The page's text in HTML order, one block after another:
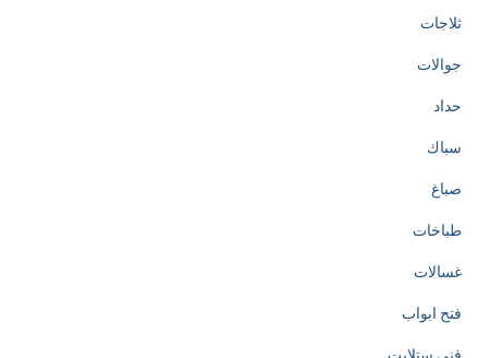
ثلاجات
جوالات
حداد
سباك
صباغ
طباخات
غسالات
فتح ابواب
فني ستلايت